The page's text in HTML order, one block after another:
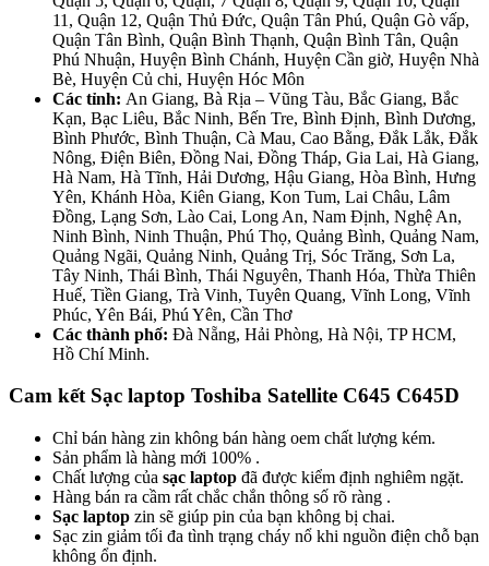
11, Quận 12, Quận Thủ Đức, Quận Tân Phú, Quận Gò vấp,
Quận Tân Bình, Quận Bình Thạnh, Quận Bình Tân, Quận
Phú Nhuận, Huyện Bình Chánh, Huyện Cần giờ, Huyện Nhà
Bè, Huyện Củ chi, Huyện Hóc Môn
Các tỉnh: An Giang, Bà Rịa – Vũng Tàu, Bắc Giang, Bắc
Kạn, Bạc Liêu, Bắc Ninh, Bến Tre, Bình Định, Bình Dương,
Bình Phước, Bình Thuận, Cà Mau, Cao Bằng, Đắk Lắk, Đắk
Nông, Điện Biên, Đồng Nai, Đồng Tháp, Gia Lai, Hà Giang,
Hà Nam, Hà Tĩnh, Hải Dương, Hậu Giang, Hòa Bình, Hưng
Yên, Khánh Hòa, Kiên Giang, Kon Tum, Lai Châu, Lâm
Đồng, Lạng Sơn, Lào Cai, Long An, Nam Định, Nghệ An,
Ninh Bình, Ninh Thuận, Phú Thọ, Quảng Bình, Quảng Nam,
Quảng Ngãi, Quảng Ninh, Quảng Trị, Sóc Trăng, Sơn La,
Tây Ninh, Thái Bình, Thái Nguyên, Thanh Hóa, Thừa Thiên
Huế, Tiền Giang, Trà Vinh, Tuyên Quang, Vĩnh Long, Vĩnh
Phúc, Yên Bái, Phú Yên, Cần Thơ
Các thành phố: Đà Nẵng, Hải Phòng, Hà Nội, TP HCM,
Hồ Chí Minh.
Cam kết Sạc laptop Toshiba Satellite C645 C645D
Chỉ bán hàng zin không bán hàng oem chất lượng kém.
Sản phẩm là hàng mới 100% .
Chất lượng của sạc laptop đã được kiểm định nghiêm ngặt.
Hàng bán ra cầm rất chắc chắn thông số rõ ràng .
Sạc laptop zin sẽ giúp pin của bạn không bị chai.
Sạc zin giảm tối đa tình trạng cháy nổ khi nguồn điện chỗ bạn
không ổn định.